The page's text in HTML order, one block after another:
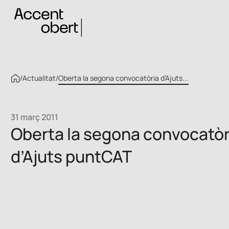
/Actualitat/Oberta la segona convocatòria d’Ajuts...
31 març 2011
Oberta la segona
d’Ajuts puntCAT